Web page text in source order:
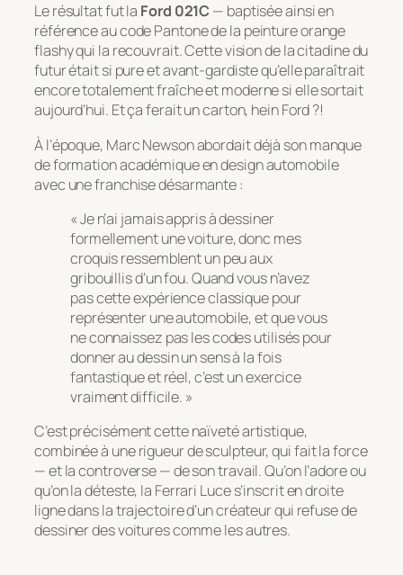
Le résultat fut la Ford 021C — baptisée ainsi en
référence au code Pantone de la peinture orange
flashy qui la recouvrait. Cette vision de la citadine du
futur était si pure et avant-gardiste qu’elle paraîtrait
encore totalement fraîche et moderne si elle sortait
aujourd’hui. Et ça ferait un carton, hein Ford ?!
À l’époque, Marc Newson abordait déjà son manque
de formation académique en design automobile
avec une franchise désarmante :
« Je n’ai jamais appris à dessiner
formellement une voiture, donc mes
croquis ressemblent un peu aux
gribouillis d’un fou. Quand vous n’avez
pas cette expérience classique pour
représenter une automobile, et que vous
ne connaissez pas les codes utilisés pour
donner au dessin un sens à la fois
fantastique et réel, c’est un exercice
vraiment difficile. »
C’est précisément cette naïveté artistique,
combinée à une rigueur de sculpteur, qui fait la force
— et la controverse — de son travail. Qu’on l’adore ou
qu’on la déteste, la Ferrari Luce s’inscrit en droite
ligne dans la trajectoire d’un créateur qui refuse de
dessiner des voitures comme les autres.